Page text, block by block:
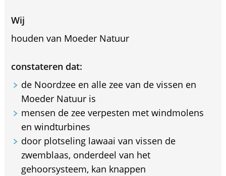
Wij
houden van Moeder Natuur
constateren dat:
de Noordzee en alle zee van de vissen en
Moeder Natuur is
mensen de zee verpesten met windmolens
en windturbines
door plotseling lawaai van vissen de
zwemblaas, onderdeel van het
gehoorsysteem, kan knappen